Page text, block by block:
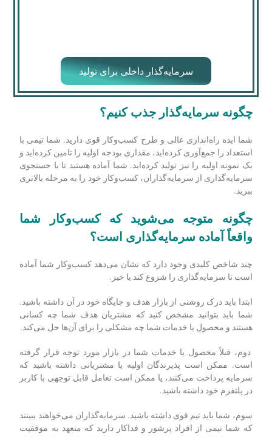
سرمایه‌گذار داخلی برای تولید
شما ایده راه‌اندازی عالی و طرح کسب‌وکار قوی دارید. شما تیمی با
استعداد را جمع‌آوری کرده‌اید، مقداری بودجه اولیه را تامین کرده‌اید و
سرمایه‌گذاری از سرمایه‌گذاران، کسب‌وکار خود را به مرحله بالاتری
ببرید.
چگونه متوجه می‌شوید که کسب‌وکار شما
واقعاً آماده سرمایه‌گذاری است؟
چند شاخص کلیدی وجود دارد که نشان می‌دهد کسب‌وکار شما آماده
است تا سرمایه‌گذاری را شروع کند یا خیر.
ابتدا باید درک روشنی از بازار هدف و جایگاه خود در آن داشته باشید.
هستند و محصول یا خدمات شما چه مشکلی را برای آن‌ها حل می‌کند.